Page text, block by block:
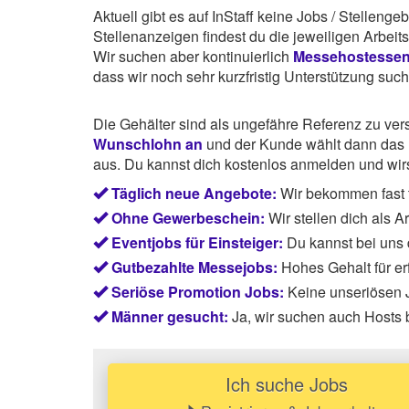
Aktuell gibt es auf InStaff keine Jobs /
Stellenanzeigen findest du die jeweiligen
Wir suchen aber kontinuierlich
dass wir noch sehr kurzfristig Unterstützung
Die Gehälter sind als ungefähre Referenz zu
Wunschlohn an und der Kunde wählt dann
aus. Du kannst dich kostenlos anmelden und
Täglich neue Angebote: Wir bekommen
Ohne Gewerbeschein: Wir stellen dich als
Eventjobs für Einsteiger: Du kannst bei
Gutbezahlte Messejobs: Hohes Gehalt für
Seriöse Promotion Jobs: Keine unseriösen
Männer gesucht: Ja, wir suchen auch
Ich suche Jobs